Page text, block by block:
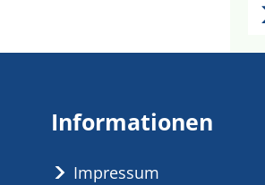
Informationen
Impressum